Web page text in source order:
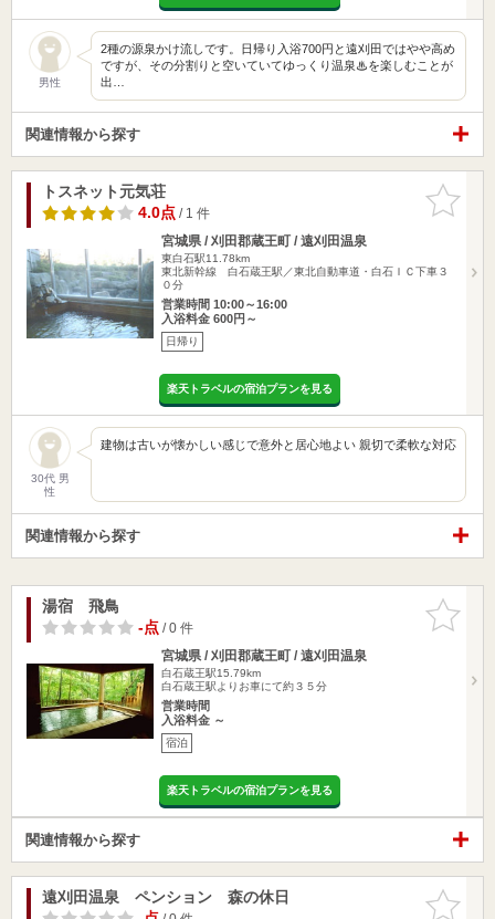
男性
2種の源泉かけ流しです。日帰り入浴700円と遠刈田ではやや高め
ですが、その分割りと空いていてゆっくり温泉♨を楽しむことが
出…
関連情報から探す
お気に入
りに追加
トスネット元気荘
4.0点 / 1 件
宮城県 / 刈田郡蔵王町 / 遠刈田温泉
東白石駅11.78km
東北新幹線 白石蔵王駅／東北自動車道・白石ＩＣ下車３
０分
営業時間 10:00～16:00
入浴料金 600円～
日帰り
楽天トラベルの宿泊プランを見る
30代 男
性
建物は古いが懐かしい感じで意外と居心地よい 親切で柔軟な対応
関連情報から探す
お気に入
りに追加
湯宿 飛鳥
-点 / 0 件
宮城県 / 刈田郡蔵王町 / 遠刈田温泉
白石蔵王駅15.79km
白石蔵王駅よりお車にて約３５分
営業時間
入浴料金 ～
宿泊
楽天トラベルの宿泊プランを見る
関連情報から探す
お気に入
りに追加
遠刈田温泉 ペンション 森の休日